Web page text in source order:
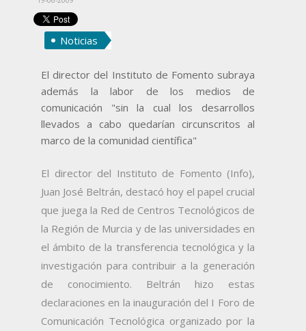
Noticias
El director del Instituto de Fomento subraya
además la labor de los medios de
comunicación "sin la cual los desarrollos
llevados a cabo quedarían circunscritos al
marco de la comunidad científica"
El director del Instituto de Fomento (Info),
Juan José Beltrán, destacó hoy el papel crucial
que juega la Red de Centros Tecnológicos de
la Región de Murcia y de las universidades en
el ámbito de la transferencia tecnológica y la
investigación para contribuir a la generación
de conocimiento. Beltrán hizo estas
declaraciones en la inauguración del I Foro de
Comunicación Tecnológica organizado por la